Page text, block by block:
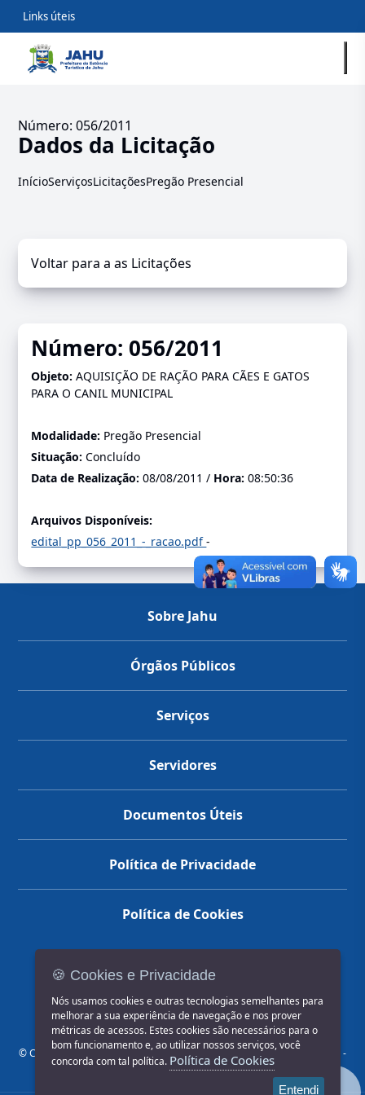
Links úteis
Número: 056/2011
Dados da Licitação
InícioServiçosLicitaçõesPregão Presencial
Voltar para a as Licitações
Número: 056/2011
Objeto:AQUISIÇÃO DE RAÇÃO PARA CÃES E GATOS
PARA O CANIL MUNICIPAL
Modalidade: Pregão Presencial
Situação:Concluído
Data de Realização:08/08/2011 / Hora:08:50:36
Arquivos Disponíveis:
edital_pp_056_2011_-_racao.pdf-
Sobre Jahu
Órgãos Públicos
Serviços
Servidores
Documentos Úteis
Política de Privacidade
Política de Cookies
© COPYRIGHT 2026, Prefeitura Municipal de Jahu | Rua Paissandu, 444 -
Centro CEP: 17201-900
🍪 Cookies e Privacidade
Nós usamos cookies e outras tecnologias semelhantes para
melhorar a sua experiência de navegação e nos prover
métricas de acessos. Estes cookies são necessários para o
bom funcionamento e, ao utilizar nossos serviços, você
concorda com tal política. Política de Cookies
Entendi